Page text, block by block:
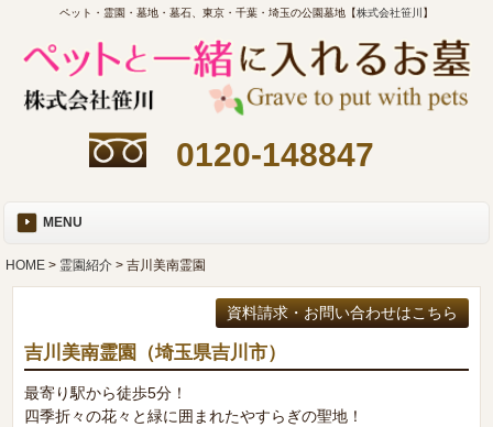
ペット・霊園・墓地・墓石、東京・千葉・埼玉の公園墓地【株式会社笹川 】
0120-148847
MENU
HOME > 霊園紹介 > 吉川美南霊園
吉川美南霊園 （埼玉県吉川市）
最寄り駅から徒歩5分！
四季折々の花々と緑に囲まれたやすらぎの聖地！